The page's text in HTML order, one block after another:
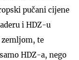
pučani cijene
i HDZ-u
zemljom, te
HDZ-a, nego